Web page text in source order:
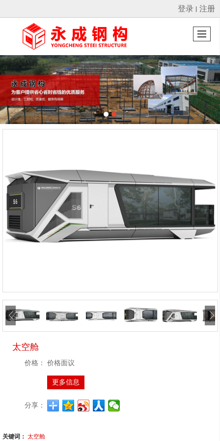
很遗憾，因您的浏览器版本过低导致无法获得最佳浏览体验，推荐下载安装谷歌浏览器！
登录 丨 注册
太空舱
价格： 价格面议
更多信息
分享：
关键词： 太空舱